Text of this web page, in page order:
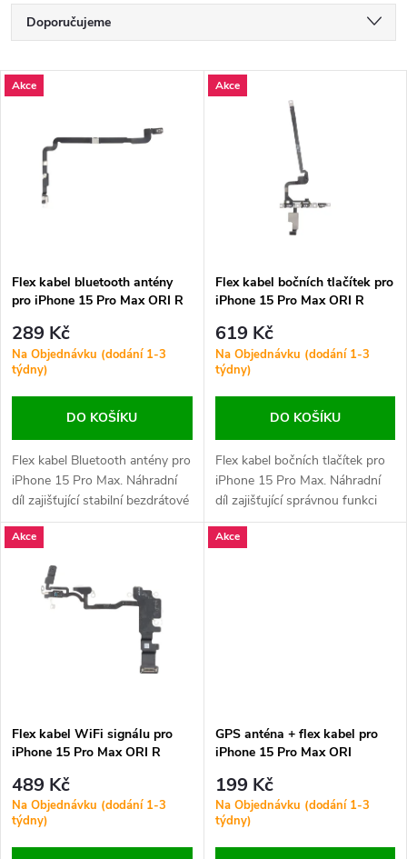
Ř
a
p
r
o
d
u
k
Doporučujeme
Nejdražší
Abecedně
V
s
p
r
o
d
u
k
Akce
Flex kabel bluetooth antény
pro iPhone 15 Pro Max ORI R
289 Kč
Na Objednávku (dodání 1-3
týdny)
DO KOŠÍKU
Flex kabel Bluetooth antény pro
iPhone 15 Pro Max. Náhradní
díl zajišťující stabilní bezdrátové
připojení k Bluetooth zařízením.
Vhodný při výpadcích signálu,
původního kabelu.
Akce
Flex kabel bočních tlačítek pro
iPhone 15 Pro Max ORI R
619 Kč
Na Objednávku (dodání 1-3
týdny)
DO KOŠÍKU
Flex kabel bočních tlačítek pro
iPhone 15 Pro Max. Náhradní
díl zajišťující správnou funkci
tlačítek hlasitosti, zapínání a
akčního tlačítka. Vhodný při
Akce
Flex kabel WiFi signálu pro
iPhone 15 Pro Max ORI R
489 Kč
Na Objednávku (dodání 1-3
týdny)
Akce
GPS anténa + flex kabel pro
iPhone 15 Pro Max ORI
199 Kč
Na Objednávku (dodání 1-3
týdny)